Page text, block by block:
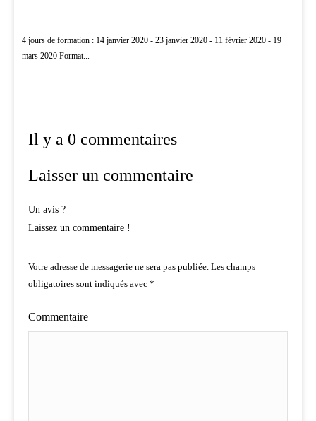
4 jours de formation : 14 janvier 2020 - 23 janvier 2020 - 11 février 2020 - 19
mars 2020 Format...
Il y a 0 commentaires
Laisser un commentaire
Un avis ?
Laissez un commentaire !
Votre adresse de messagerie ne sera pas publiée. Les champs
obligatoires sont indiqués avec *
Commentaire